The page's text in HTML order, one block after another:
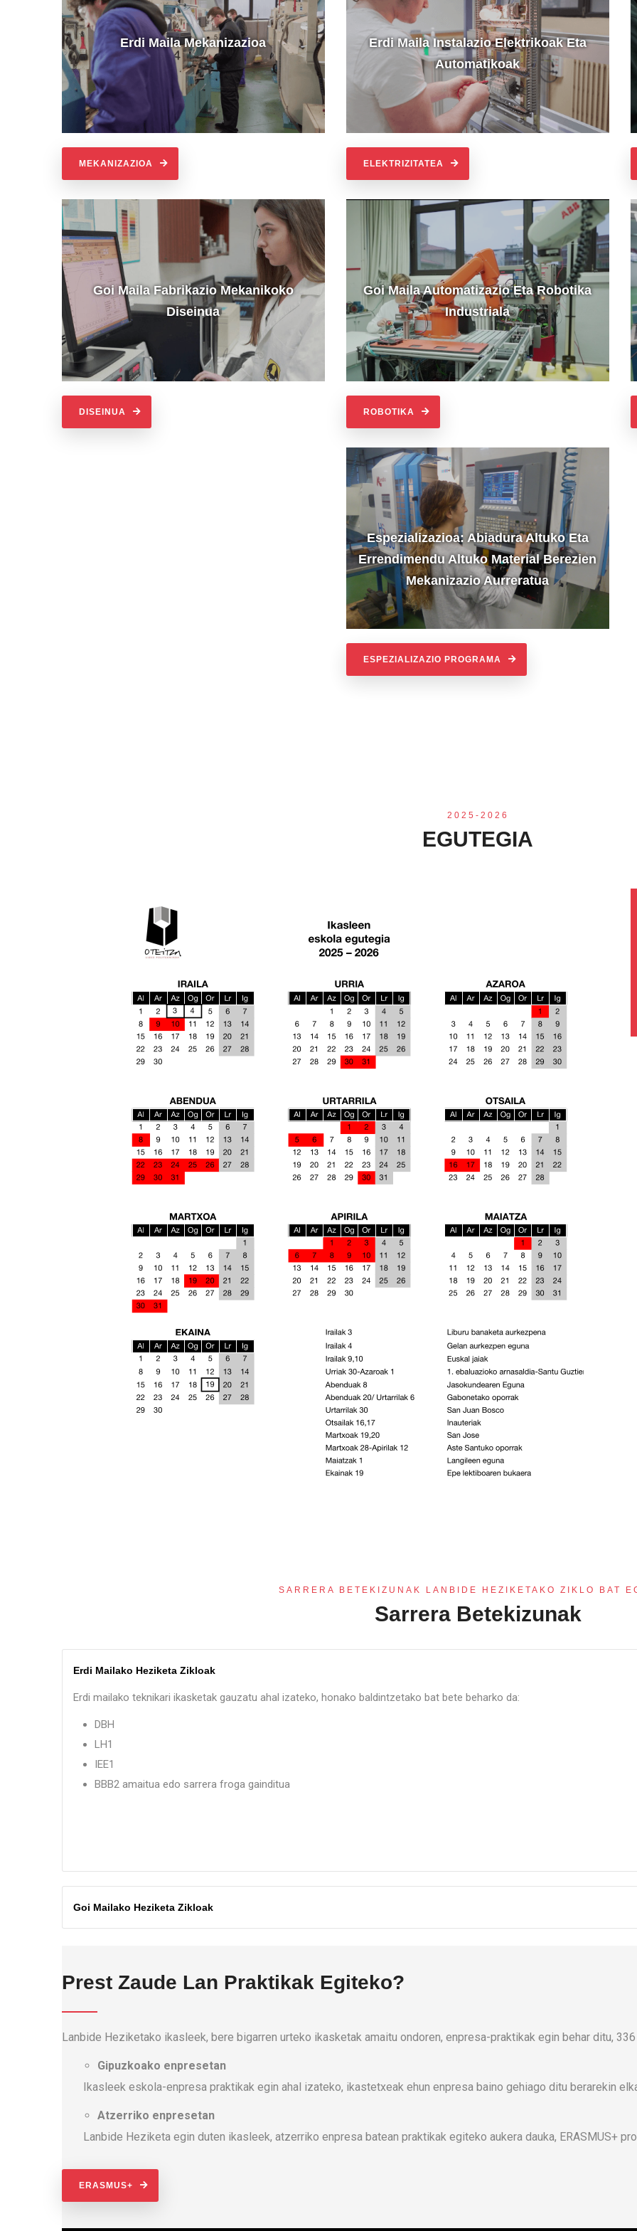
Erdi Maila Mekanizazioa
MEKANIZAZIOA
Goi Maila Fabrikazio Mekanikoko
Diseinua
DISEINUA
Erdi Maila Instalazio Elektrikoak Eta
Automatikoak
ELEKTRIZITATEA
Goi Maila Automatizazio Eta Robotika
Industriala
ROBOTIKA
Espezializazioa: Abiadura Altuko Eta
Errendimendu Altuko Material Berezien
Mekanizazio Aurreratua
ESPEZIALIZAZIO PROGRAMA
2025-2026
EGUTEGIA
SARRERA BETEKIZUNAK LANBIDE HEZIKETAKO ZIKLO BAT
Sarrera Betekizunak
Erdi Mailako Heziketa Zikloak
Erdi mailako teknikari ikasketak gauzatu ahal izateko, honako baldintzetako bat bete beharko da:
DBH
LH1
IEE1
BBB2 amaitua edo sarrera froga gainditua
Goi Mailako Heziketa Zikloak
Prest Zaude Lan Praktikak Egiteko?
Lanbide Heziketako ikasleek, bere bigarren urteko ikasketak amaitu ondoren, enpresa-praktikak egin behar ditu,
Gipuzkoako enpresetan
Ikasleek eskola-enpresa praktikak egin ahal izateko, ikastetxeak ehun enpresa baino gehiago ditu berarekin
Atzerriko enpresetan
Lanbide Heziketa egin duten ikasleek, atzerriko enpresa batean praktikak egiteko aukera dauka, ERASMUS+
ERASMUS+